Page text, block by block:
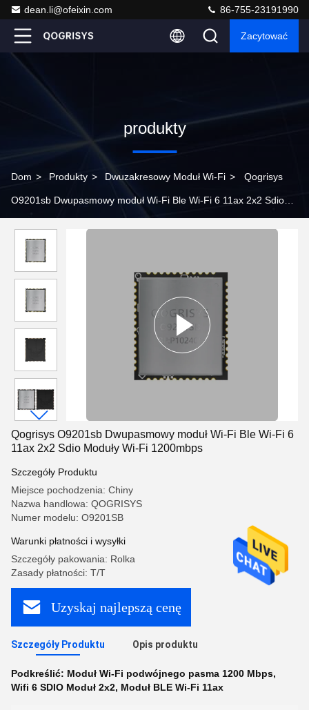
dean.li@ofeixin.com 86-755-23191990
Zacytować
produkty
Dom > Produkty > Dwuzakresowy Moduł Wi-Fi > Qogrisys
O9201sb Dwupasmowy moduł Wi-Fi Ble Wi-Fi 6 11ax 2x2 Sdio
Qogrisys O9201sb Dwupasmowy moduł Wi-Fi Ble Wi-Fi 6
11ax 2x2 Sdio Moduły Wi-Fi 1200mbps
Szczegóły Produktu
Miejsce pochodzenia: Chiny
Nazwa handlowa: QOGRISYS
Numer modelu: O9201SB
Warunki płatności i wysyłki
Szczegóły pakowania: Rolka
Zasady płatności: T/T
Uzyskaj najlepszą cenę
Szczegóły Produktu Opis produktu
Podkreślić: Moduł Wi-Fi podwójnego pasma 1200 Mbps,
Wifi 6 SDIO Moduł 2x2, Moduł BLE Wi-Fi 11ax